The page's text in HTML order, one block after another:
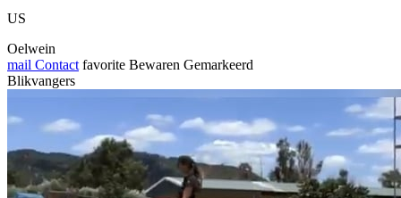
US
Oelwein
mail Contact favorite Bewaren Gemarkeerd
Blikvangers